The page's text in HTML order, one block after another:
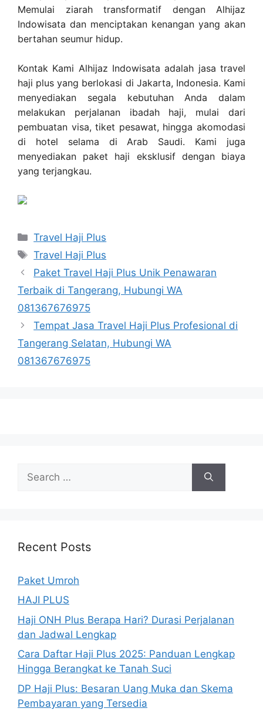
Memulai ziarah transformatif dengan Alhijaz
Indowisata dan menciptakan kenangan yang akan
bertahan seumur hidup.
Kontak Kami Alhijaz Indowisata adalah jasa travel
haji plus yang berlokasi di Jakarta, Indonesia. Kami
menyediakan segala kebutuhan Anda dalam
melakukan perjalanan ibadah haji, mulai dari
pembuatan visa, tiket pesawat, hingga akomodasi
di hotel selama di Arab Saudi. Kami juga
menyediakan paket haji eksklusif dengan biaya
yang terjangkau.
Categories
Travel Haji Plus
Tags
Travel Haji Plus
Paket Travel Haji Plus Unik Penawaran
Terbaik di Tangerang, Hubungi WA
081367676975
Tempat Jasa Travel Haji Plus Profesional di
Tangerang Selatan, Hubungi WA
081367676975
for:
Recent Posts
Paket Umroh
HAJI PLUS
Haji ONH Plus Berapa Hari? Durasi Perjalanan
dan Jadwal Lengkap
Cara Daftar Haji Plus 2025: Panduan Lengkap
Hingga Berangkat ke Tanah Suci
DP Haji Plus: Besaran Uang Muka dan Skema
Pembayaran yang Tersedia